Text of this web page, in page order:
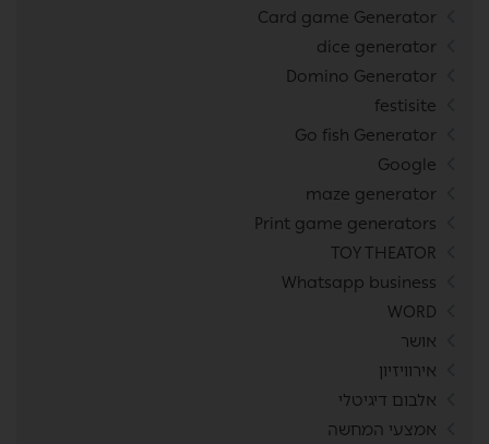
Card game Generator
dice generator
Domino Generator
festisite
Go fish Generator
Google
maze generator
Print game generators
TOY THEATOR
Whatsapp business
WORD
אושר
אירוויזיון
אלבום דיגיטלי
אמצעי המחשה